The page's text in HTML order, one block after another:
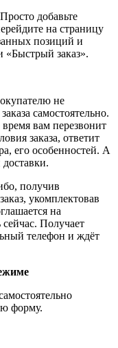
добавьте
на страницу
позиций и
«Быстрый заказ».
не
самостоятельно.
вам перезвонит
заказа, ответит
его особенностей. А
получив
укомплектовав
на
Получает
телефон и ждёт
форму.